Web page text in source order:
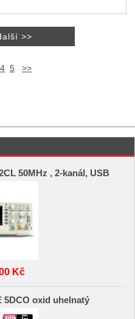
4 5 >>
50MHz , 2-kanál, USB
Kč
5DCO oxid uhelnatý